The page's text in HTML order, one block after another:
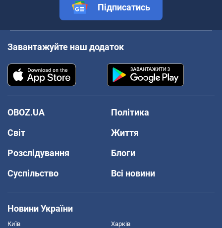
Підписатись
Завантажуйте наш додаток
OBOZ.UA
Політика
Світ
Життя
Розслідування
Блоги
Суспільство
Всі новини
Новини України
Київ Харків